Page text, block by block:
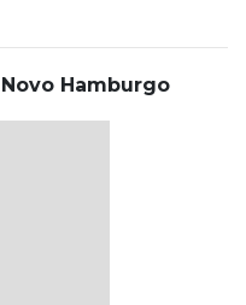
Hamburgo